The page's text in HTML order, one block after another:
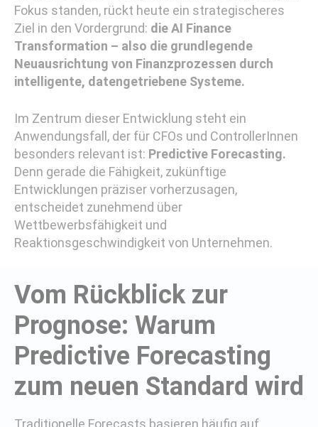
Fokus standen, rückt heute ein strategischeres
Ziel in den Vordergrund: die AI Finance
Transformation – also die grundlegende
Neuausrichtung von Finanzprozessen durch
intelligente, datengetriebene Systeme.
Im Zentrum dieser Entwicklung steht ein
Anwendungsfall, der für CFOs und ControllerInnen
besonders relevant ist: Predictive Forecasting.
Denn gerade die Fähigkeit, zukünftige
Entwicklungen präziser vorherzusagen,
entscheidet zunehmend über
Wettbewerbsfähigkeit und
Reaktionsgeschwindigkeit von Unternehmen.
Vom Rückblick zur
Prognose: Warum
Predictive Forecasting
zum neuen Standard wird
Traditionelle Forecasts basieren häufig auf